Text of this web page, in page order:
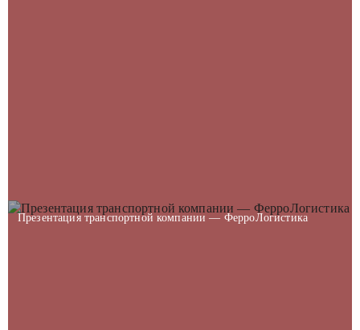
Презентация транспортной компании — ФерроЛогистика